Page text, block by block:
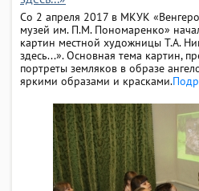
Со 2 апреля 2017 в МКУК
музей им. П.М. Пономаренко»
картин местной художницы Т.А.
здесь...». Основная тема картин,
портреты земляков в образе
яркими образами и красками.